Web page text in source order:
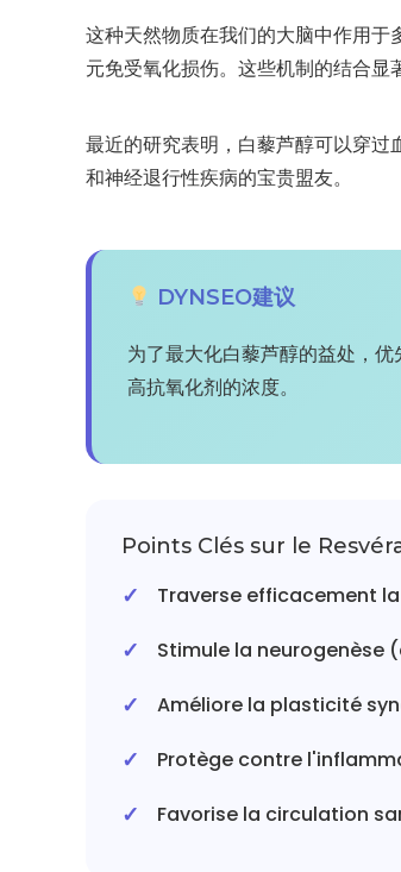
这种天然物质在我们的大脑中作用
元免受氧化损伤。这些机制的结合显
最近的研究表明，白藜芦醇可以穿
和神经退行性疾病的宝贵盟友。
DYNSEO建议
为了最大化白藜芦醇的益处，
高抗氧化剂的浓度。
Points Clés sur le
Traverse efficacement
Stimule la neurogenèse
Améliore la plasticité
Protège contre
Favorise la circulation